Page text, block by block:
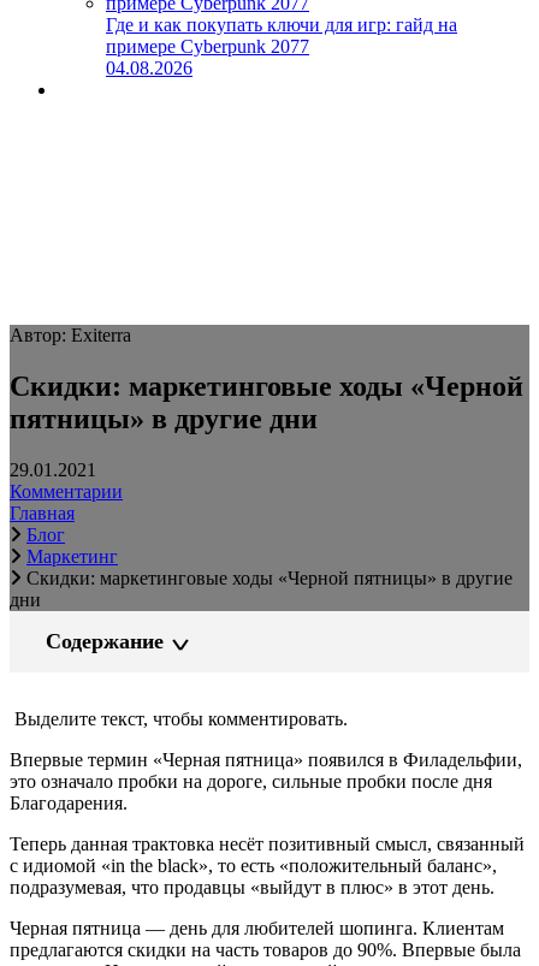
Где и как покупать ключи для игр: гайд на
примере Cyberpunk 2077
04.08.2026
Автор: Exiterra
Скидки: маркетинговые ходы «Черной
пятницы» в другие дни
29.01.2021
Комментарии
Главная
Блог
Маркетинг
Скидки: маркетинговые ходы «Черной пятницы» в другие
дни
Содержание
Выделите текст, чтобы комментировать.
Впервые термин «Черная пятница» появился в Филадельфии,
это означало пробки на дороге, сильные пробки после дня
Благодарения.
Теперь данная трактовка несёт позитивный смысл, связанный
с идиомой «in the black», то есть «положительный баланс»,
подразумевая, что продавцы «выйдут в плюс» в этот день.
Черная пятница — день для любителей шопинга. Клиентам
предлагаются скидки на часть товаров до 90%. Впервые была